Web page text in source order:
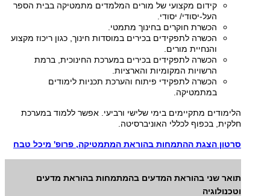
קידום מקצועי של מורים המלמדים מתמטיקה בבית הספר
העל-יסודי/ יסודי.
הכשרת חוקרים בחינוך מתמטי.
הכשרה לתפקידים בכירים במוסדות חינוך, כגון ריכוז מקצוע
והנחיית מורים.
הכשרה לתפקידים בכירים במערכת החינוכית, ברמת
הרשויות המקומיות והארציות.
הכשרה לתפקידי פיתוח והערכת תכניות לימודים
במתמטיקה.
הלימודים מתקיימים בימי שלישי ורביעי. אפשר ללמוד במערכת
חלקית, בכפוף לכללי האוניברסיטה.
סרטון הצגת ההתמחות בהוראת המתמטיקה, פרופ' מיכל טבח
תואר שני בהוראת המדעים בהמתמחות בהוראת מדעים
וטכנולוגיה